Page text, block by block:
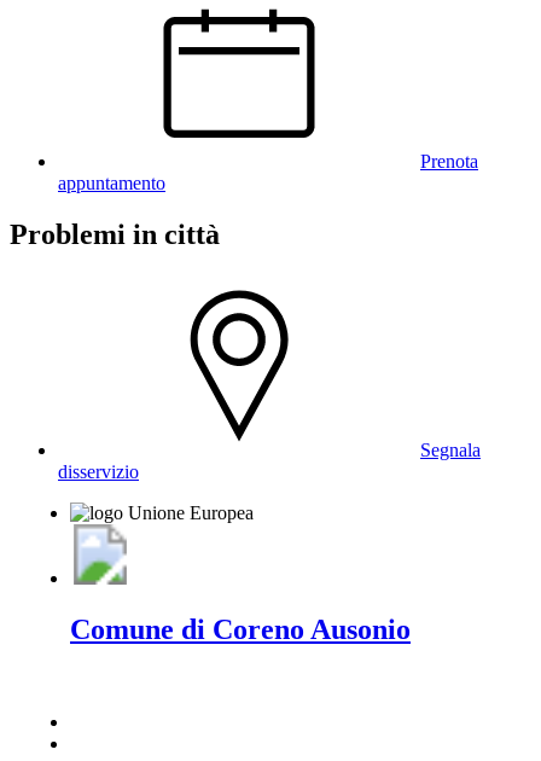
Prenota
appuntamento
Problemi in città
Segnala
disservizio
Comune di Coreno Ausonio